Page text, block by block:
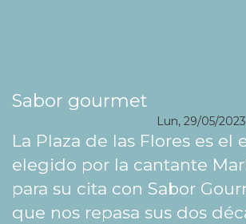
Sabor gourmet
Lun, 29/05/2023
La Plaza de las Flores es el
elegido por la cantante
para su cita con Sabor
que nos repasa sus dos